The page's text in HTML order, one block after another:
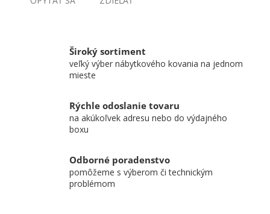
Široký sortiment
veľký výber nábytkového kovania na jednom
mieste
Rýchle odoslanie tovaru
na akúkoľvek adresu nebo do výdajného
boxu
Odborné poradenstvo
pomôžeme s výberom či technickým
problémom